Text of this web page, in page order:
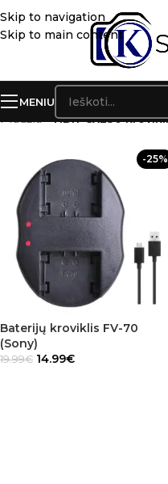
Skip to navigation
Skip to main content
MENIU
Pradžia»HDR-CX230
-25%
Baterijų kroviklis FV-70
(Sony)
19.99€ 14.99€